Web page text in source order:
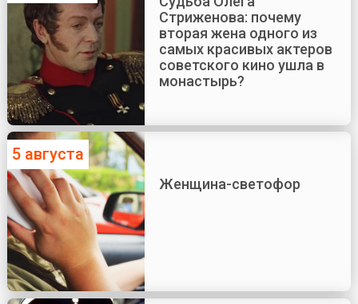
Стриженова: почему
вторая жена одного из
самых красивых актеров
советского кино ушла в
монастырь?
5 августа
Женщина-светофор